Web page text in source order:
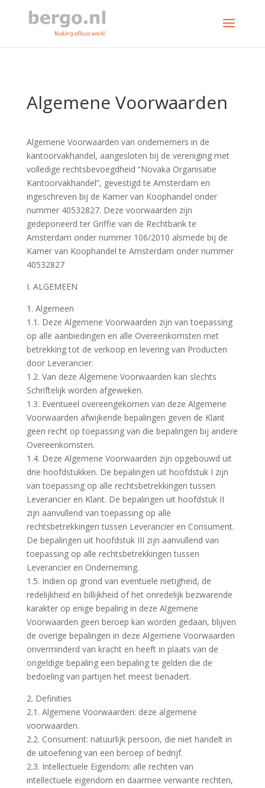
Algemene Voorwaarden
Algemene Voorwaarden van ondernemers in de
kantoorvakhandel, aangesloten bij de vereniging met
volledige rechtsbevoegdheid “Novaka Organisatie
Kantoorvakhandel”, gevestigd te Amsterdam en
ingeschreven bij de Kamer van Koophandel onder
nummer 40532827. Deze voorwaarden zijn
gedeponeerd ter Griffie van de Rechtbank te
Amsterdam onder nummer 106/2010 alsmede bij de
Kamer van Koophandel te Amsterdam onder nummer
40532827
I. ALGEMEEN
1. Algemeen
1.1. Deze Algemene Voorwaarden zijn van toepassing
op alle aanbiedingen en alle Overeenkomsten met
betrekking tot de verkoop en levering van Producten
door Leverancier.
1.2. Van deze Algemene Voorwaarden kan slechts
Schriftelijk worden afgeweken.
1.3. Eventueel overeengekomen van deze Algemene
Voorwaarden afwijkende bepalingen geven de Klant
geen recht op toepassing van die bepalingen bij andere
Overeenkomsten.
1.4. Deze Algemene Voorwaarden zijn opgebouwd uit
drie hoofdstukken. De bepalingen uit hoofdstuk I zijn
van toepassing op alle rechtsbetrekkingen tussen
Leverancier en Klant. De bepalingen uit hoofdstuk II
zijn aanvullend van toepassing op alle
rechtsbetrekkingen tussen Leverancier en Consument.
De bepalingen uit hoofdstuk III zijn aanvullend van
toepassing op alle rechtsbetrekkingen tussen
Leverancier en Onderneming.
1.5. Indien op grond van eventuele nietigheid, de
redelijkheid en billijkheid of het onredelijk bezwarende
karakter op enige bepaling in deze Algemene
Voorwaarden geen beroep kan worden gedaan, blijven
de overige bepalingen in deze Algemene Voorwaarden
onverminderd van kracht en heeft in plaats van de
ongeldige bepaling een bepaling te gelden die de
bedoeling van partijen het meest benadert.
2. Definities
2.1. Algemene Voorwaarden: deze algemene
voorwaarden.
2.2. Consument: natuurlijk persoon, die niet handelt in
de uitoefening van een beroep of bedrijf.
2.3. Intellectuele Eigendom: alle rechten van
intellectuele eigendom en daarmee verwante rechten,